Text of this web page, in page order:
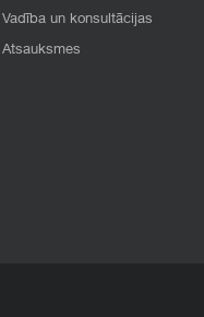
Vadība un konsultācijas
Atsauksmes